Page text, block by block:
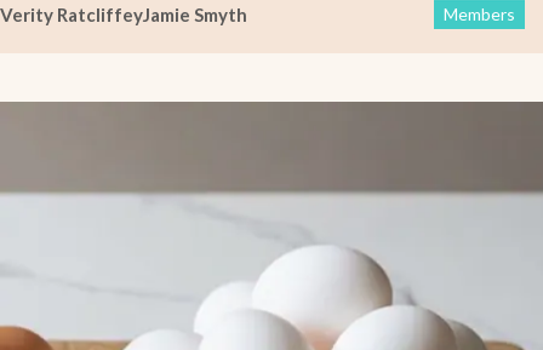
Verity RatcliffeyJamie Smyth Members